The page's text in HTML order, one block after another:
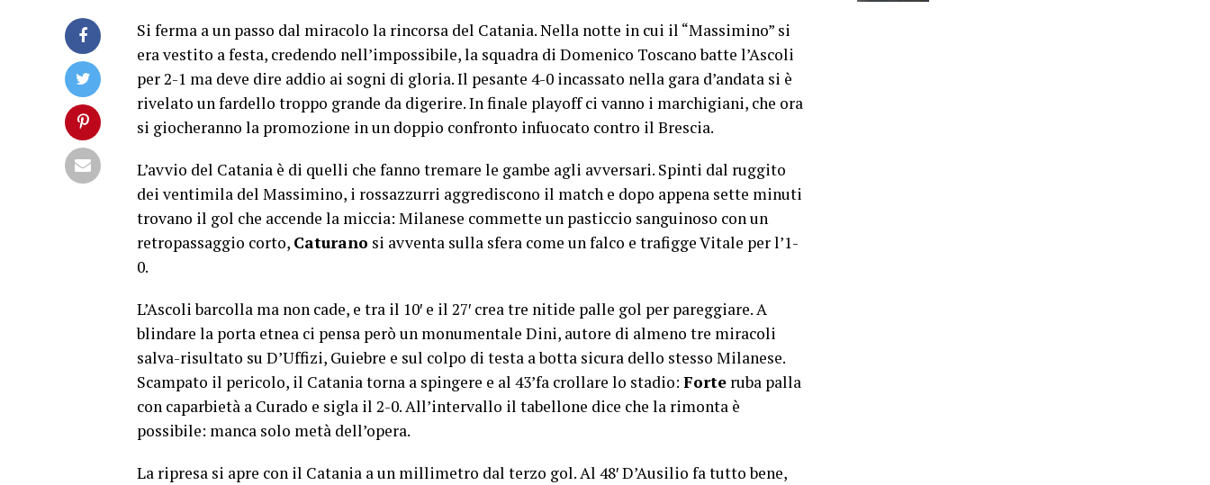
Si ferma a un passo dal miracolo la rincorsa del Catania. Nella notte in cui il “Massimino” si
era vestito a festa, credendo nell’impossibile, la squadra di Domenico Toscano batte l’Ascoli
per 2-1 ma deve dire addio ai sogni di gloria. Il pesante 4-0 incassato nella gara d’andata si è
rivelato un fardello troppo grande da digerire. In finale playoff ci vanno i marchigiani, che ora
si giocheranno la promozione in un doppio confronto infuocato contro il Brescia.
L’avvio del Catania è di quelli che fanno tremare le gambe agli avversari. Spinti dal ruggito
dei ventimila del Massimino, i rossazzurri aggrediscono il match e dopo appena sette minuti
trovano il gol che accende la miccia: Milanese commette un pasticcio sanguinoso con un
retropassaggio corto, Caturano si avventa sulla sfera come un falco e trafigge Vitale per l’1-
0.
L’Ascoli barcolla ma non cade, e tra il 10′ e il 27′ crea tre nitide palle gol per pareggiare. A
blindare la porta etnea ci pensa però un monumentale Dini, autore di almeno tre miracoli
salva-risultato su D’Uffizi, Guiebre e sul colpo di testa a botta sicura dello stesso Milanese.
Scampato il pericolo, il Catania torna a spingere e al 43’fa crollare lo stadio: Forte ruba palla
con caparbietà a Curado e sigla il 2-0. All’intervallo il tabellone dice che la rimonta è
possibile: manca solo metà dell’opera.
La ripresa si apre con il Catania a un millimetro dal terzo gol. Al 48′ D’Ausilio fa tutto bene,